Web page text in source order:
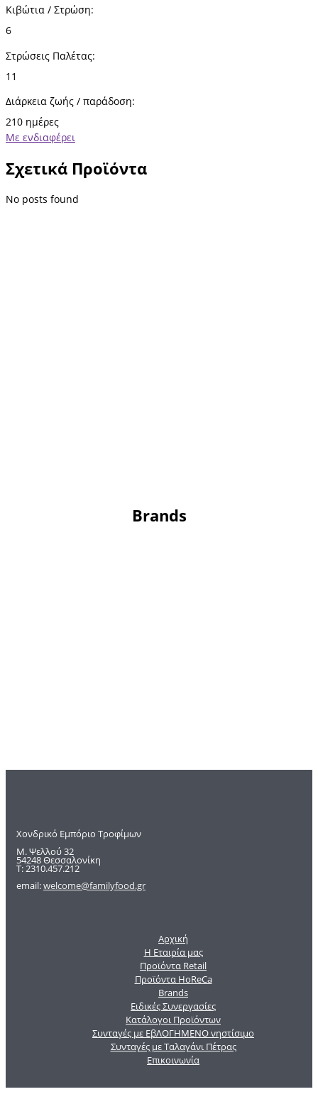
Κιβώτια / Στρώση:
6
Στρώσεις Παλέτας:
11
Διάρκεια ζωής / παράδοση:
210 ημέρες
Με ενδιαφέρει
Σχετικά Προϊόντα
No posts found
Brands
Χονδρικό Εμπόριο Τροφίμων
Μ. Ψελλού 32
54248 Θεσσαλονίκη
Τ: 2310.457.212
email:welcome@familyfood.gr
Αρχική
Η Εταιρία μας
Προϊόντα Retail
Προϊόντα HoReCa
Brands
Ειδικές Συνεργασίες
Κατάλογοι Προϊόντων
Συνταγές με ΕβΛΟΓΗΜΕΝΟ νηστίσιμο
Συνταγές με Ταλαγάνι Πέτρας
Επικοινωνία